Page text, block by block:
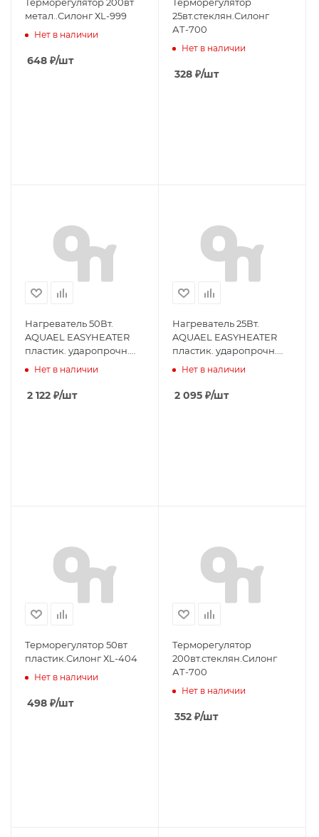
метал..Силонг ХL-999
Нет в наличии
648 ₽/шт
25вт.стеклян.Силонг
АТ-700
Нет в наличии
328 ₽/шт
Нагреватель 50Вт.
AQUAEL EASYHEATER
пластик. ударопрочн.
корпус
Нет в наличии
2 122 ₽/шт
Нагреватель 25Вт.
AQUAEL EASYHEATER
пластик. ударопрочн.
корпус
Нет в наличии
2 095 ₽/шт
Терморегулятор 50вт
пластик.Силонг ХL-404
Нет в наличии
498 ₽/шт
Терморегулятор
200вт.стеклян.Силонг
АТ-700
Нет в наличии
352 ₽/шт